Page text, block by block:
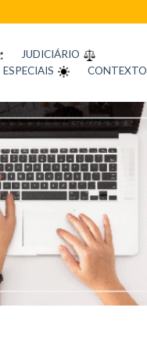
JUDICIÁRIO
ESPECIAIS CONTEXTO